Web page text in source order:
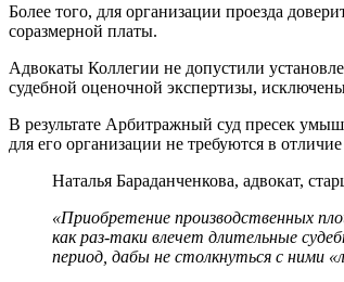
Более того, для организации проезда
соразмерной платы.
Адвокаты Коллегии не допустили
судебной оценочной экспертизы,
В результате Арбитражный суд пресек
для его организации не требуются в
Наталья Бараданченкова, адвокат,
«Приобретение производственных
как раз-таки влечет длительные
период, дабы не столкнуться с ними